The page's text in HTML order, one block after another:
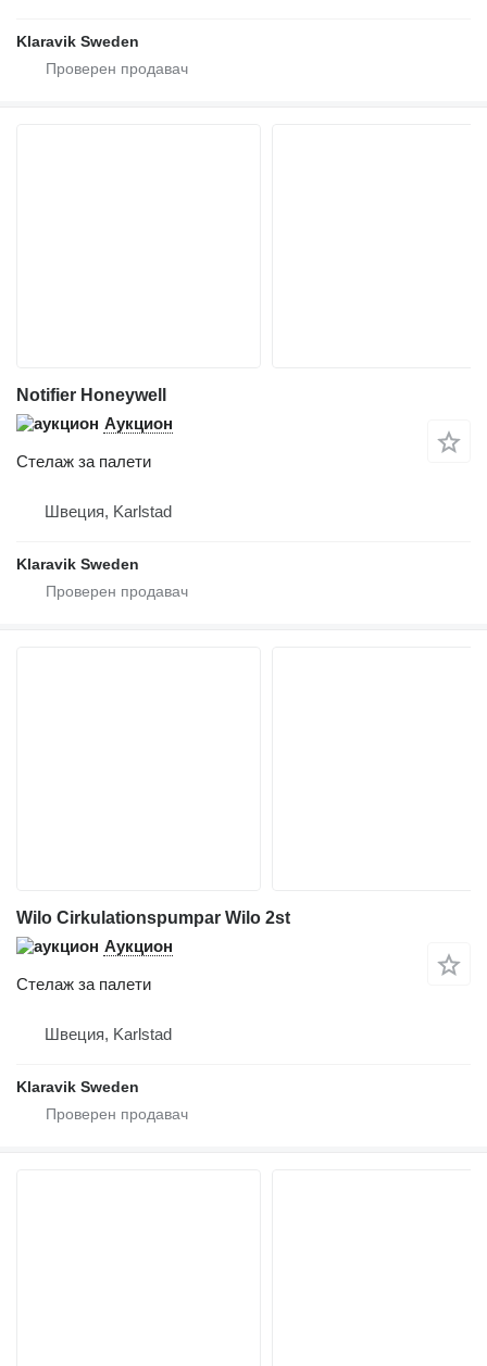
Klaravik Sweden
Notifier Honeywell
Аукцион
Стелаж за палети
Швеция, Karlstad
Klaravik Sweden
Wilo Cirkulationspumpar Wilo 2st
Аукцион
Стелаж за палети
Швеция, Karlstad
Klaravik Sweden